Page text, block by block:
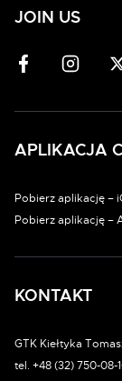
JOIN US
APLIKACJA
Pobierz aplikację –
Pobierz aplikację –
KONTAKT
GTK Kiełtyka
tel. +48 (32) 750-08-